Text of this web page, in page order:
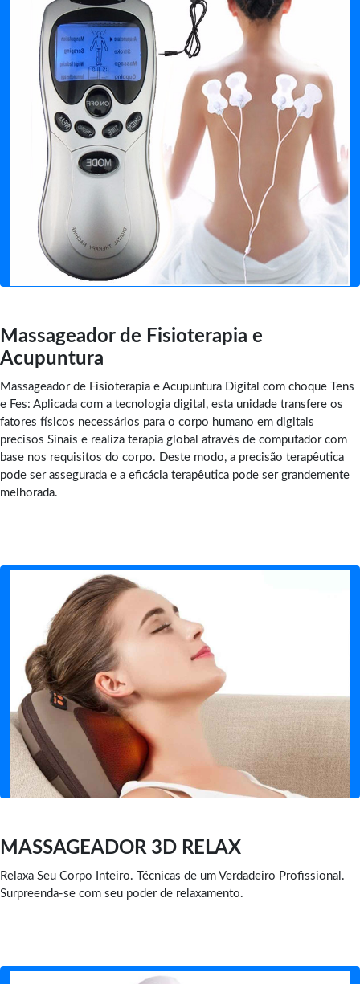
Massageador de Fisioterapia e
Acupuntura
Massageador de Fisioterapia e Acupuntura Digital com choque Tens
e Fes: Aplicada com a tecnologia digital, esta unidade transfere os
fatores físicos necessários para o corpo humano em digitais
precisos Sinais e realiza terapia global através de computador com
base nos requisitos do corpo. Deste modo, a precisão terapêutica
pode ser assegurada e a eficácia terapêutica pode ser grandemente
melhorada.
MASSAGEADOR 3D RELAX
Relaxa Seu Corpo Inteiro. Técnicas de um Verdadeiro Profissional.
Surpreenda-se com seu poder de relaxamento.